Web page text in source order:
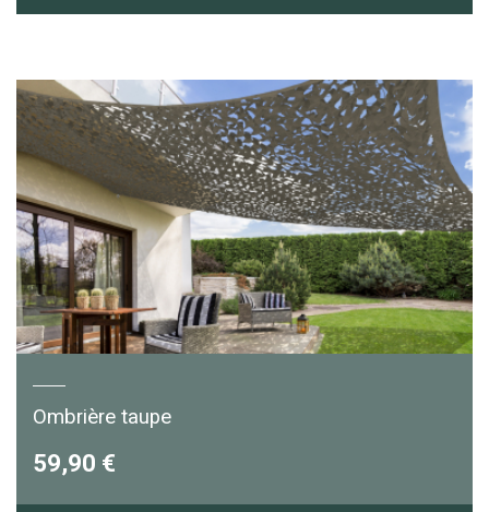
Ombrière taupe
59,90 €